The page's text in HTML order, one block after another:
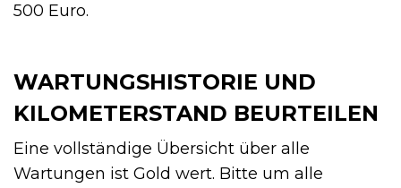
500 Euro.
WARTUNGSHISTORIE UND
KILOMETERSTAND BEURTEILEN
Eine vollständige Übersicht über alle
Wartungen ist Gold wert. Bitte um alle